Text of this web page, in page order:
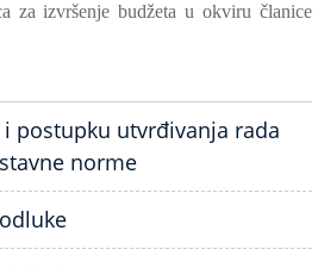
za izvršenje budžeta u okviru članice
postupku utvrđivanja rada
norme